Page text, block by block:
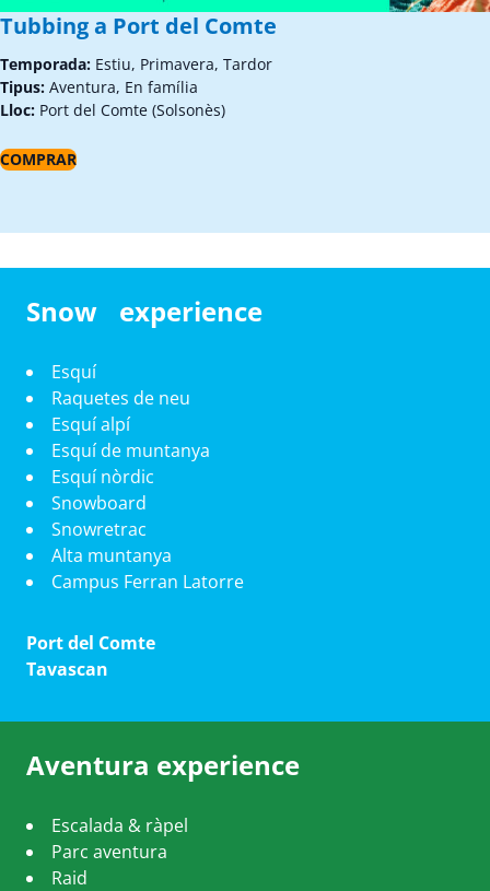
Tubbing a Port del Comte
Temporada: Estiu, Primavera, Tardor
Tipus: Aventura, En família
Lloc: Port del Comte (Solsonès)
COMPRAR
Snow experience
Esquí
Raquetes de neu
Esquí alpí
Esquí de muntanya
Esquí nòrdic
Snowboard
Snowretrac
Alta muntanya
Campus Ferran Latorre
Port del Comte
Tavascan
Aventura experience
Escalada & ràpel
Parc aventura
Raid